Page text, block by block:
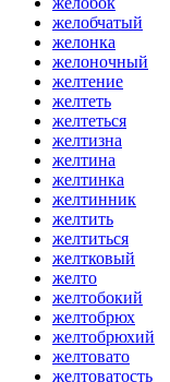
желобчатый
желонка
желоночный
желтение
желтеть
желтеться
желтизна
желтина
желтинка
желтинник
желтить
желтиться
желтковый
желто
желтобокий
желтобрюх
желтобрюхий
желтовато
желтоватость